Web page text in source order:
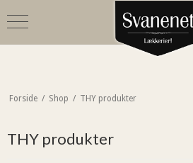
Forside / Shop / THY produkter
THY produkter